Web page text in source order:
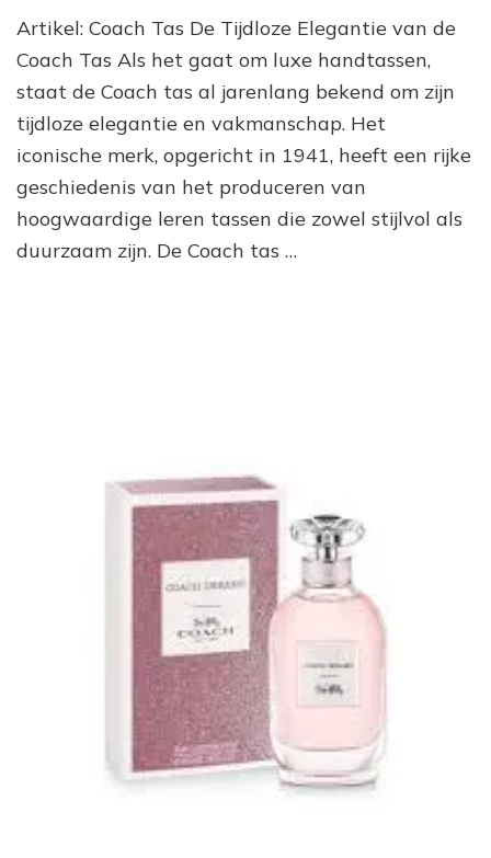
Artikel: Coach Tas De Tijdloze Elegantie van de
Coach Tas Als het gaat om luxe handtassen,
staat de Coach tas al jarenlang bekend om zijn
tijdloze elegantie en vakmanschap. Het
iconische merk, opgericht in 1941, heeft een rijke
geschiedenis van het produceren van
hoogwaardige leren tassen die zowel stijlvol als
duurzaam zijn. De Coach tas …